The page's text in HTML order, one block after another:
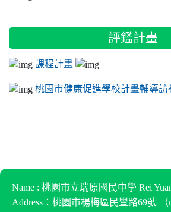
評鑑計畫
課程計畫
桃園市健康促進學校計畫輔導訪
Name : 桃園市立瑞原國民中學 Rei
Address：桃園市楊梅區民豐路69號 （